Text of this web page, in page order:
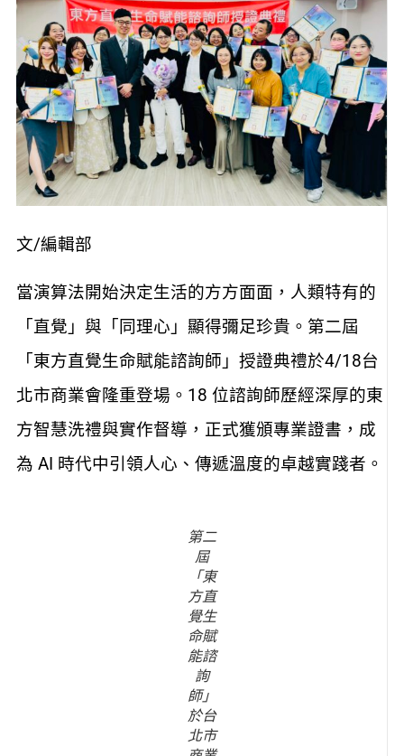
文/編輯部
當演算法開始決定生活的方方面面，人類特有的
「直覺」與「同理心」顯得彌足珍貴。第二屆
「東方直覺生命賦能諮詢師」授證典禮於4/18台
北市商業會隆重登場。18 位諮詢師歷經深厚的東
方智慧洗禮與實作督導，正式獲頒專業證書，成
為 AI 時代中引領人心、傳遞溫度的卓越實踐者。
第二
屆
「東
方直
覺生
命賦
能諮
詢
師」
於台
北市